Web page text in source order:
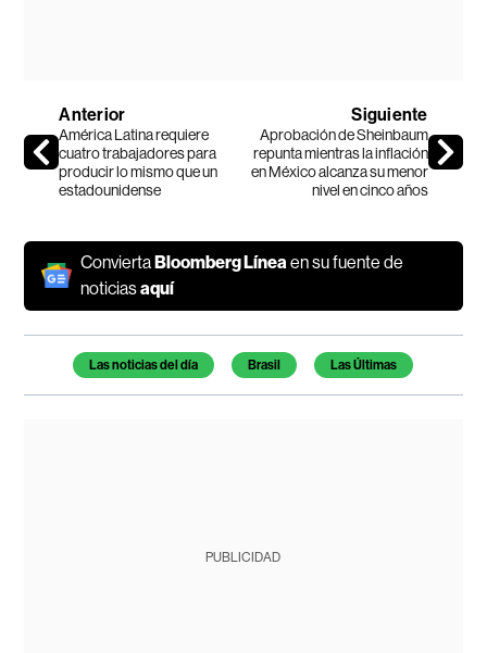
Anterior
América Latina requiere
cuatro trabajadores para
producir lo mismo que un
estadounidense
Siguiente
Aprobación de Sheinbaum
repunta mientras la inflación
en México alcanza su menor
nivel en cinco años
ConviertaBloomberg Línea en su fuente de
noticiasaquí
Temas de este artículo
Las noticias del día Brasil Las Últimas
PUBLICIDAD